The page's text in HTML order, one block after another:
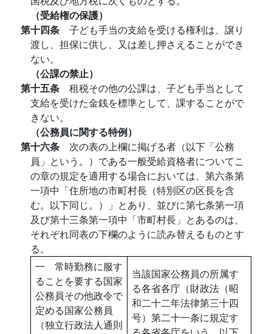
（受給権の保護）
第十四条 子ども手当の支給を受ける権利は、譲り
渡し、担保に供し、又は差し押さえることができ
ない。
（公課の禁止）
第十五条 租税その他の公課は、子ども手当として
支給を受けた金銭を標準として、課することがで
きない。
（公務員に関する特例）
第十六条 次の表の上欄に掲げる者（以下「公務
員」という。）である一般受給資格者についてこ
の章の規定を適用する場合においては、第六条第
一項中「住所地の市町村長（特別区の区長を含
む。以下同じ。）」とあり、並びに第七条第一項
及び第十三条第一項中「市町村長」とあるのは、
それぞれ同表の下欄のように読み替えるものとす
る。
一 常時勤務に服す
ることを要する国家
公務員その他政令で
定める国家公務員
（独立行政法人通則
当該国家公務員の所属す
る各省各庁（財政法（昭
和二十二年法律第三十四
号）第二十一条に規定す